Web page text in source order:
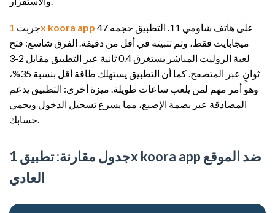
جربت1x koora app
ميجابايت فقط، وتم تثبيته في أقل من دقيقة. الفرق شاسع: فتح
لعبة الروليت المباشر يستغرق 0.4 ثانية عبر التطبيق مقابل 2-3
ثوانٍ عبر المتصفح. كما أن التطبيق يستهلك طاقة أقل بنسبة 35%،
وهو أمر مهم لمن يلعب ساعات طويلة. ميزة أخرى: التطبيق يدعم
المصادقة عبر بصمة الإصبع، مما يسرع تسجيل الدخول ويحمي
جدول مقارنة: تطبيق 1x koora app ضد الموقع
العادي